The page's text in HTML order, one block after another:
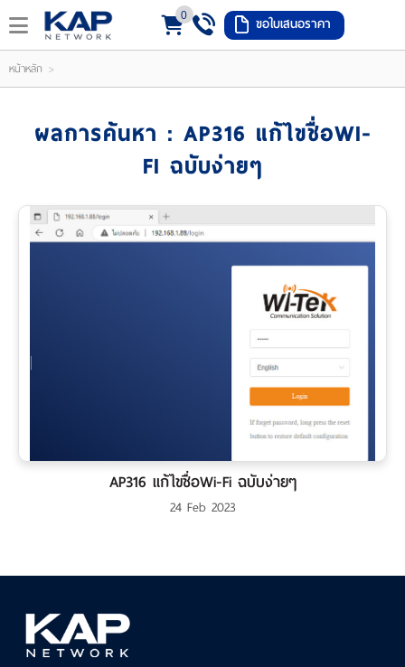
LOGIN
REGISTER
0
หน้า
แจ้ง
สมัคร
ตัวแทน
0 ขอใบเสนอราคา
หน้าหลัก >
ผลการค้นหา : AP316 แก้ไขชื่อWI-
FI ฉบับง่ายๆ
AP316 แก้ไขชื่อWi-Fi ฉบับง่ายๆ
24 Feb 2023